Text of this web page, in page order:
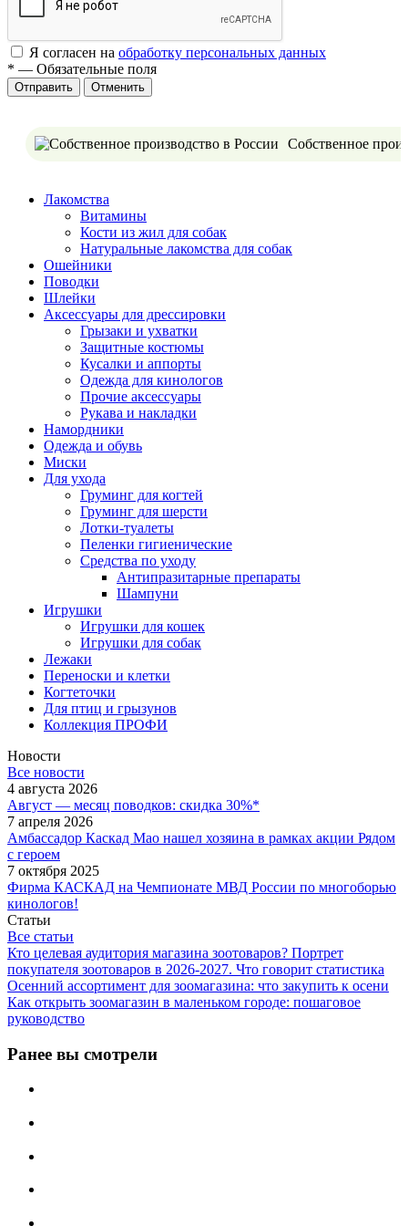
Я согласен на обработку персональных данных
* — Обязательные поля
Отменить
Собственное
Лакомства
Витамины
Кости из жил для собак
Натуральные лакомства для собак
Ошейники
Поводки
Шлейки
Аксессуары для дрессировки
Грызаки и ухватки
Защитные костюмы
Кусалки и аппорты
Одежда для кинологов
Прочие аксессуары
Рукава и накладки
Намордники
Одежда и обувь
Миски
Для ухода
Груминг для когтей
Груминг для шерсти
Лотки-туалеты
Пеленки гигиенические
Средства по уходу
Антипразитарные препараты
Шампуни
Игрушки
Игрушки для кошек
Игрушки для собак
Лежаки
Переноски и клетки
Когтеточки
Для птиц и грызунов
Коллекция ПРОФИ
Новости
Все новости
4 августа 2026
Август — месяц поводков: скидка 30%*
7 апреля 2026
Амбассадор Каскад Мао нашел хозяина в рамках акции Рядом
с героем
7 октября 2025
Фирма КАСКАД на Чемпионате МВД России по многоборью
кинологов!
Статьи
Все статьи
Кто целевая аудитория магазина зоотоваров? Портрет
покупателя зоотоваров в 2026-2027. Что говорит статистика
Осенний ассортимент для зоомагазина: что закупить к осени
Как открыть зоомагазин в маленьком городе: пошаговое
руководство
Ранее вы смотрели